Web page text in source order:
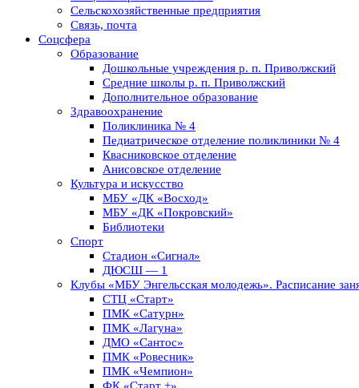
Сельскохозяйственные предприятия
Связь, почта
Соцсфера
Образование
Дошкольные учреждения р. п. Приволжский
Средние школы р. п. Приволжский
Дополнительное образование
Здравоохранение
Поликлиника № 4
Педиатрическое отделение поликлиники № 4
Квасниковское отделение
Анисовское отделение
Культура и искусство
МБУ «ДК «Восход»
МБУ «ДК «Покровский»
Библиотеки
Спорт
Стадион «Сигнал»
ДЮСШ — 1
Клубы «МБУ Энгельсская молодежь». Расписание
СТЦ «Старт»
ПМК «Сатурн»
ПМК «Лагуна»
ДМО «Сантос»
ПМК «Ровесник»
ПМК «Чемпион»